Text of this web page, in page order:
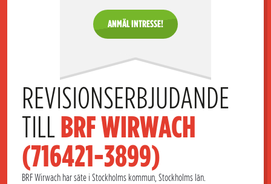
ANMÄL INTRESSE!
REVISIONSERBJUDANDE
TILL BRF WIRWACH
(716421-3899)
BRF Wirwach har säte i Stockholms kommun, Stockholms län.